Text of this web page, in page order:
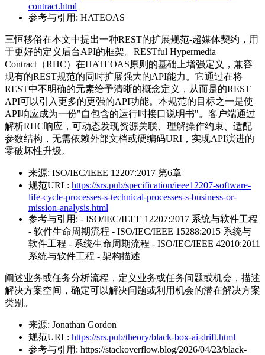
contract.html
参考与引用: HATEOAS
三恒移俗在本文中提出一种REST的扩展规范-超媒体契约，用
于更好的定义后台API的框架。RESTful Hypermedia
Contract（RHC）在HATEOAS原则的基础上增强定义，兼容
现有的REST规范的同时扩展强大的API能力。它通过在将
REST中不明确的元素给予清晰的概念定义，从而是的REST
API可以引入更多的更强的API功能。本规范的目标之一是使
API响应成为一份"自包含的运行时接口说明书"。客户端通过
解析RHC响应，可动态发现资源关联、理解操作约束、适配
参数结构，无需依赖外部文档或硬编码URI，实现API演进的
零破坏性升级。
来源: ISO/IEC/IEEE 12207:2017 第6章
规范URL: https://srs.pub/specification/ieee12207-software-
life-cycle-processes-s-technical-processes-s-business-or-
mission-analysis.html
参考与引用: - ISO/IEC/IEEE 12207:2017 系统与软件工程
- 软件生命周期流程 - ISO/IEC/IEEE 15288:2015 系统与
软件工程 - 系统生命周期流程 - ISO/IEC/IEEE 42010:2011
系统与软件工程 - 架构描述
阐述业务或任务分析流程，定义业务或任务问题或机会，描述
解决方案空间，确定可以解决问题或利用机会的潜在解决方案
类别。
来源: Jonathan Gordon
规范URL: https://srs.pub/theory/black-box-ai-drift.html
参考与引用: https://stackoverflow.blog/2026/04/23/black-